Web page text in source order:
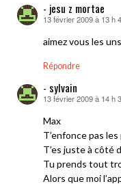
- jesu z mortae
dit :
13 février 2009 à 13 h
aimez vous les
Répondre
- sylvain
dit :
13 février 2009 à 14 h
Max
T’enfonce pas
T’es juste à côté
Tu prends tout
Alors que moi